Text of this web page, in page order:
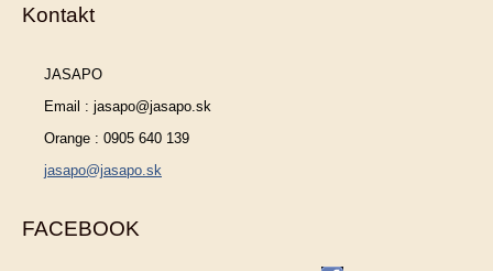
Kontakt
JASAPO
Email : jasapo@jasapo.sk
Orange : 0905 640 139
jasapo@jasapo.sk
FACEBOOK